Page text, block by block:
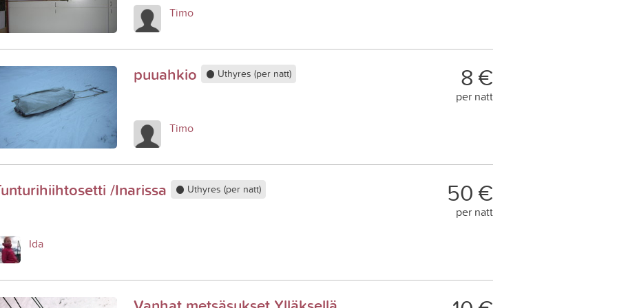
Timo
8 €
per natt
puuahkio Uthyres (per natt)
Timo
50 €
per natt
/Inarissa Uthyres (per natt)
Ida